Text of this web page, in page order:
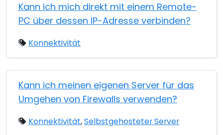
Kann ich mich direkt mit einem Remote-
PC über dessen IP-Adresse verbinden?
Konnektivität
Kann ich meinen eigenen Server für das
Umgehen von Firewalls verwenden?
Konnektivität,Selbstgehosteter Server